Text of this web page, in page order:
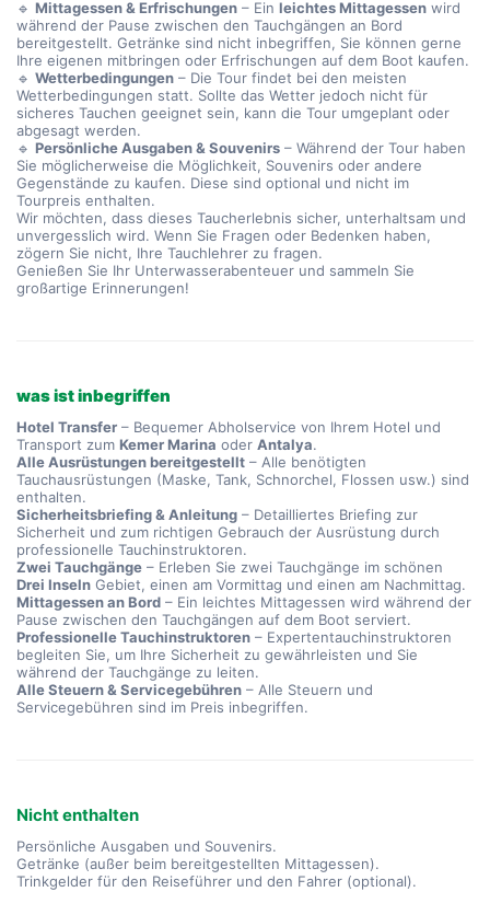
🔹 Mittagessen & Erfrischungen – Ein leichtes Mittagessen wird
während der Pause zwischen den Tauchgängen an Bord
bereitgestellt. Getränke sind nicht inbegriffen, Sie können gerne
Ihre eigenen mitbringen oder Erfrischungen auf dem Boot kaufen.
🔹 Wetterbedingungen – Die Tour findet bei den meisten
Wetterbedingungen statt. Sollte das Wetter jedoch nicht für
sicheres Tauchen geeignet sein, kann die Tour umgeplant oder
abgesagt werden.
🔹 Persönliche Ausgaben & Souvenirs – Während der Tour haben
Sie möglicherweise die Möglichkeit, Souvenirs oder andere
Gegenstände zu kaufen. Diese sind optional und nicht im
Tourpreis enthalten.
Wir möchten, dass dieses Taucherlebnis sicher, unterhaltsam und
unvergesslich wird. Wenn Sie Fragen oder Bedenken haben,
zögern Sie nicht, Ihre Tauchlehrer zu fragen.
Genießen Sie Ihr Unterwasserabenteuer und sammeln Sie
großartige Erinnerungen!
was ist inbegriffen
Hotel Transfer – Bequemer Abholservice von Ihrem Hotel und
Transport zum Kemer Marina oder Antalya.
Alle Ausrüstungen bereitgestellt – Alle benötigten
Tauchausrüstungen (Maske, Tank, Schnorchel, Flossen usw.) sind
enthalten.
Sicherheitsbriefing & Anleitung – Detailliertes Briefing zur
Sicherheit und zum richtigen Gebrauch der Ausrüstung durch
professionelle Tauchinstruktoren.
Zwei Tauchgänge – Erleben Sie zwei Tauchgänge im schönen
Drei Inseln Gebiet, einen am Vormittag und einen am Nachmittag.
Mittagessen an Bord – Ein leichtes Mittagessen wird während der
Pause zwischen den Tauchgängen auf dem Boot serviert.
Professionelle Tauchinstruktoren – Expertentauchinstruktoren
begleiten Sie, um Ihre Sicherheit zu gewährleisten und Sie
während der Tauchgänge zu leiten.
Alle Steuern & Servicegebühren – Alle Steuern und
Servicegebühren sind im Preis inbegriffen.
Nicht enthalten
Persönliche Ausgaben und Souvenirs.
Getränke (außer beim bereitgestellten Mittagessen).
Trinkgelder für den Reiseführer und den Fahrer (optional).